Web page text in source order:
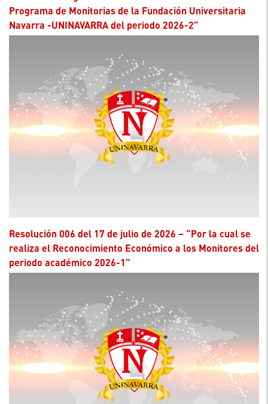
Programa de Monitorias de la Fundación Universitaria
Navarra -UNINAVARRA del periodo 2026-2”
Resolución 006 del 17 de julio de 2026 – “Por la cual se
realiza el Reconocimiento Económico a los Monitores del
periodo académico 2026-1”